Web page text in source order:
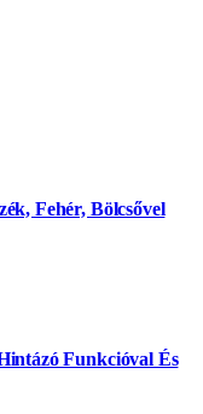
Fehér, Bölcsővel
Funkcióval És